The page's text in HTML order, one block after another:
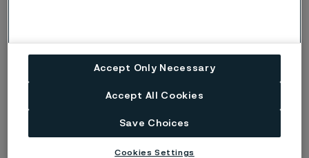
Accept Only Necessary
Accept All Cookies
Save Choices
Cookies Settings